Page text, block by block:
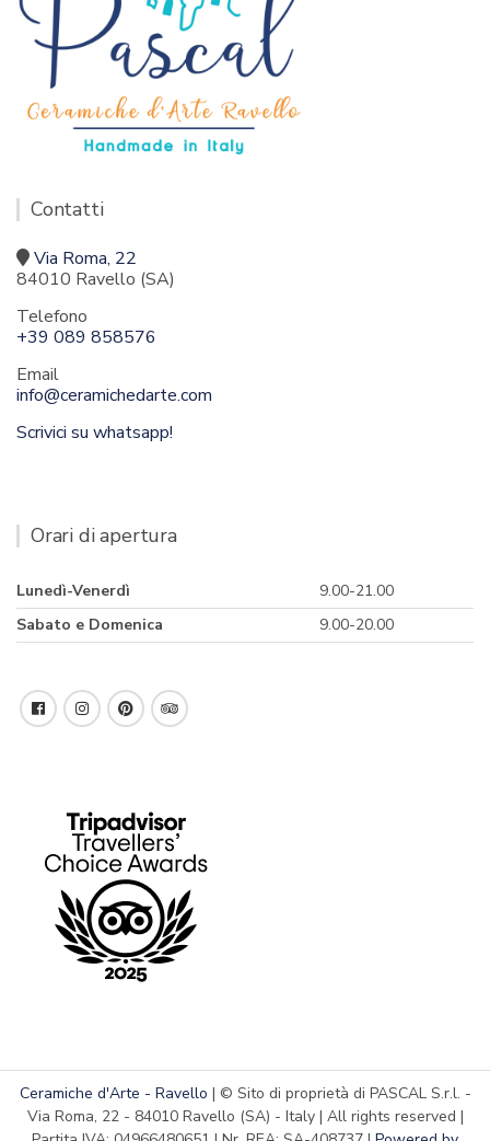
Contatti
Via Roma, 22
84010 Ravello (SA)
Telefono
+39 089 858576
Email
info@ceramichedarte.com
Scrivici su whatsapp!
Orari di apertura
Lunedì-Venerdì
9.00-21.00
Sabato e Domenica
9.00-20.00
Ceramiche d'Arte - Ravello | © Sito di proprietà di PASCAL S.r.l. -
Via Roma, 22 - 84010 Ravello (SA) - Italy | All rights reserved |